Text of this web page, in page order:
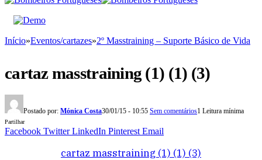
Início»Eventos/cartazes»2º Masstraining – Suporte Básico de Vida
cartaz masstraining (1) (1) (3)
Postado por: Mónica Costa30/01/15 - 10:55 Sem comentários1 Leitura mínima
Partilhar
Facebook Twitter LinkedIn Pinterest Email
cartaz masstraining (1) (1) (3)